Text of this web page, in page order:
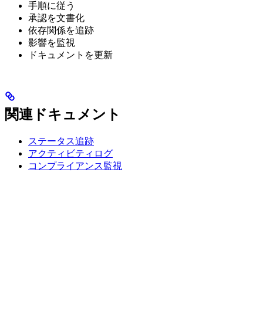
手順に従う
承認を文書化
依存関係を追跡
影響を監視
ドキュメントを更新
関連ドキュメント
ステータス追跡
アクティビティログ
コンプライアンス監視